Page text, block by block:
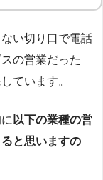
い切り口で電話
の営業だった
ています。
以下の業種の営
と思いますの